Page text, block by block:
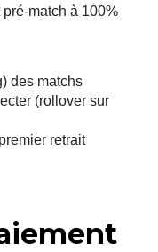
match à 100%
des matchs
(rollover sur
retrait